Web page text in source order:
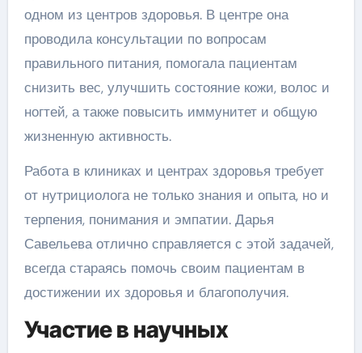
одном из центров здоровья. В центре она
проводила консультации по вопросам
правильного питания, помогала пациентам
снизить вес, улучшить состояние кожи, волос и
ногтей, а также повысить иммунитет и общую
жизненную активность.
Работа в клиниках и центрах здоровья требует
от нутрициолога не только знания и опыта, но и
терпения, понимания и эмпатии. Дарья
Савельева отлично справляется с этой задачей,
всегда стараясь помочь своим пациентам в
достижении их здоровья и благополучия.
Участие в научных